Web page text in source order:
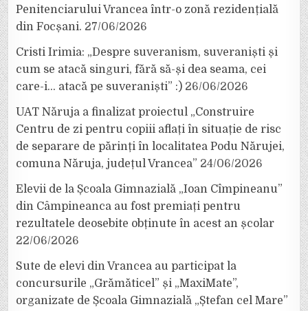
Penitenciarului Vrancea într-o zonă rezidențială
din Focșani. 27/06/2026
Cristi Irimia: „Despre suveranism, suveraniști și
cum se atacă singuri, fără să-și dea seama, cei
care-i… atacă pe suveraniști” :) 26/06/2026
UAT Năruja a finalizat proiectul „Construire
Centru de zi pentru copiii aflați în situație de risc
de separare de părinți în localitatea Podu Nărujei,
comuna Năruja, județul Vrancea” 24/06/2026
Elevii de la Școala Gimnazială „Ioan Cîmpineanu”
din Câmpineanca au fost premiați pentru
rezultatele deosebite obținute în acest an școlar
22/06/2026
Sute de elevi din Vrancea au participat la
concursurile „Grămăticel” și „MaxiMate”,
organizate de Școala Gimnazială „Ștefan cel Mare”